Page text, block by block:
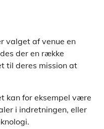
valget af venue en
der en række
til deres mission at
kan for eksempel være
i indretningen, eller